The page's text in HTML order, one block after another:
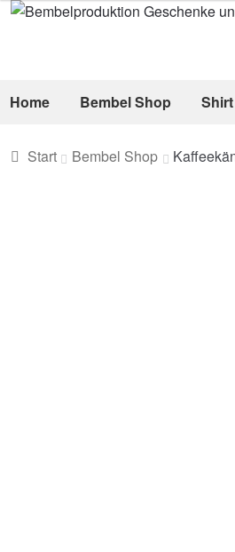
Zur
Zum
Home Bembel Shop
Start Bembel Shop